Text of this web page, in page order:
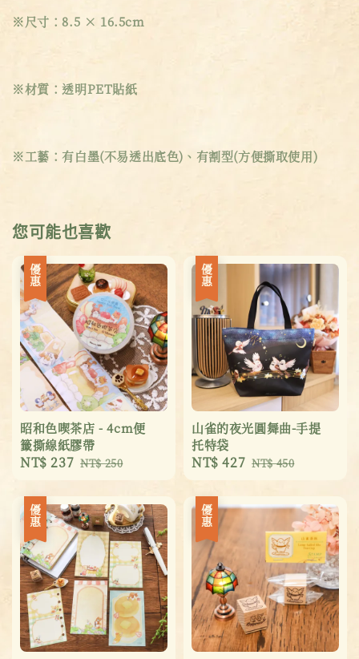
※尺寸：8.5 × 16.5cm
※材質：透明PET貼紙
※工藝：有白墨(不易透出底色)、有割型(方便撕取使用)
您可能也喜歡
優惠
昭和色喫茶店 - 4cm便
籤撕線紙膠帶
Sale
NT$ 237 Regular
NT$ 250
優惠
山雀的夜光圓舞曲-手提
托特袋
Sale
NT$ 427 Regular
NT$ 450
優惠 優惠